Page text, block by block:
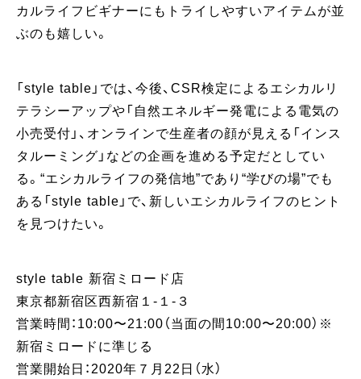
カルライフビギナーにもトライしやすいアイテムが並
ぶのも嬉しい。
「style table」では、今後、CSR検定によるエシカルリ
テラシーアップや「自然エネルギー発電による電気の
小売受付」、オンラインで生産者の顔が見える「インス
タルーミング」などの企画を進める予定だとしてい
る。“エシカルライフの発信地”であり“学びの場”でも
ある「style table」で、新しいエシカルライフのヒント
を見つけたい。
style table 新宿ミロード店
東京都新宿区西新宿１-１-３
営業時間：10:00〜21:00（当面の間10:00〜20:00）※
新宿ミロードに準じる
営業開始日：2020年７月22日（水）